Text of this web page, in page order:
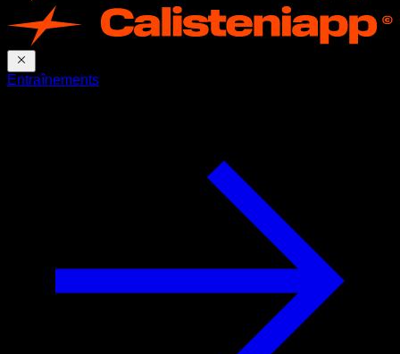
Entraînements